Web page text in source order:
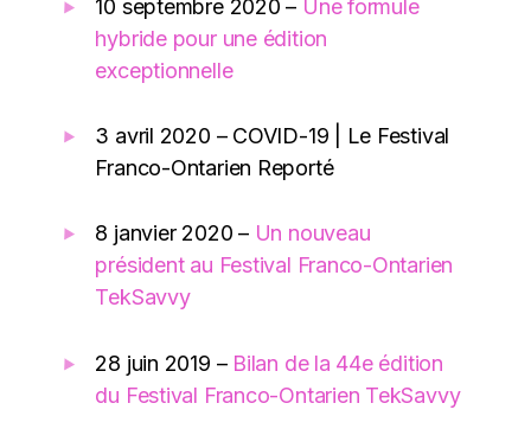
10 septembre 2020 – Une formule
hybride pour une édition
exceptionnelle
3 avril 2020 – COVID-19 | Le Festival
Franco-Ontarien Reporté
8 janvier 2020 – Un nouveau
président au Festival Franco-Ontarien
TekSavvy
28 juin 2019 – Bilan de la 44e édition
du Festival Franco-Ontarien TekSavvy